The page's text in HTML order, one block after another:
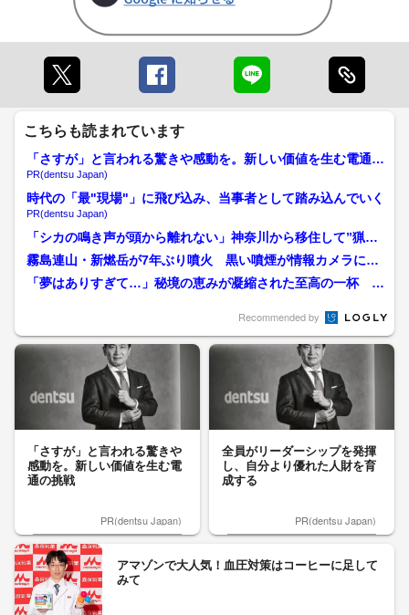
こちらも読まれています
「さすが」と言われる驚きや感動を。新しい価値を生む電通の
挑戦
PR(dentsu Japan)
時代の「最"現場"」に飛び込み、当事者として踏み込んでいく
PR(dentsu Japan)
「シカの鳴き声が頭から離れない」神奈川から移住して”猟
師”になった女性の覚悟 「...
霧島連山・新燃岳が7年ぶり噴火 黒い噴煙が情報カメラに迫
る…噴煙は500メートル...
「夢はありすぎて…」秘境の恵みが凝縮された至高の一杯 平
Recommended by
「さすが」と言われる驚きや
感動を。新しい価値を生む電
通の挑戦
PR(dentsu Japan)
全員がリーダーシップを発揮
し、自分より優れた人財を育
成する
PR(dentsu Japan)
アマゾンで大人気！血圧対策はコーヒーに足して
みて